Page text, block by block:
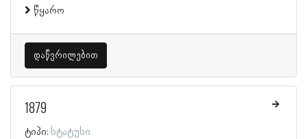
წყარო
დაწვრილებით
1879
ტიპი: სტატუსი